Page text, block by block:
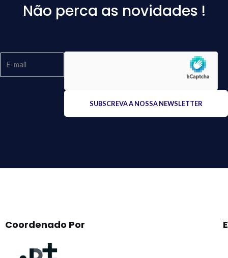
Não perca as novidades !
Coordenado Por